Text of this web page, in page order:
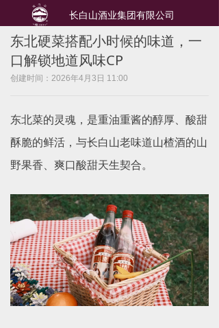
长白山酒业集团有限公司
东北硬菜搭配小时候的味道，一
口解锁地道风味CP
创建时间： 2026年4月3日 11:00
东北菜的灵魂，是重油重酱的醇厚、酸甜
酥脆的鲜活，与长白山老味道山楂酒的山
野果香、爽口酸甜天生契合。